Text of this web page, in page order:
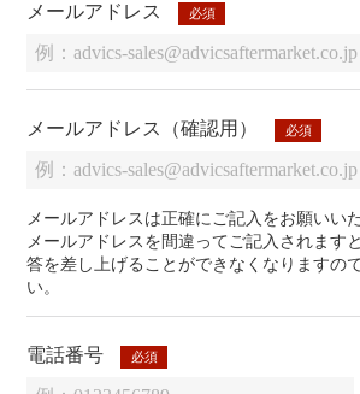
メールアドレス 必須
メールアドレス（確認用） 必須
メールアドレスは正確にご記入をお願いい
メールアドレスを間違ってご記入されます
答を差し上げることができなくなりますの
い。
電話番号 必須